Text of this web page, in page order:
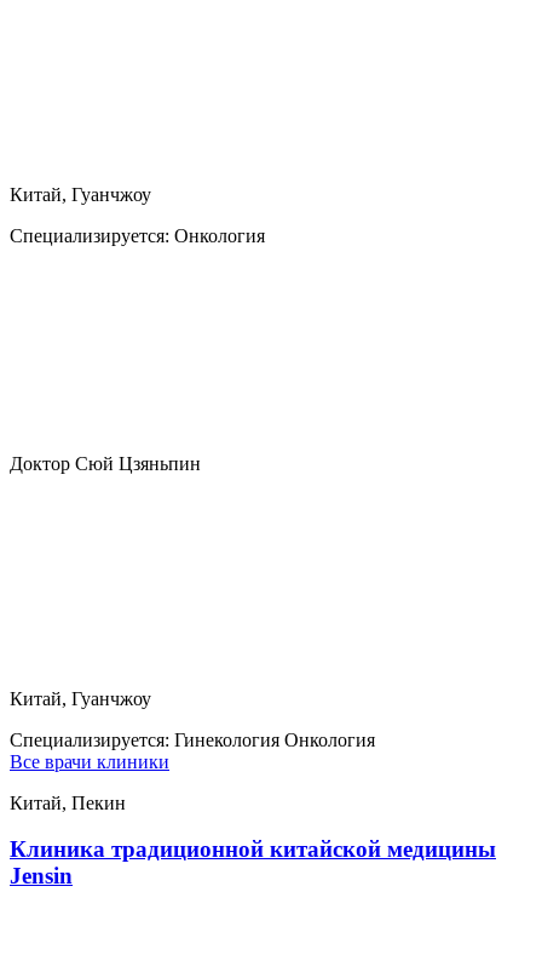
Китай, Гуанчжоу
Специализируется: Онкология
Доктор Сюй Цзяньпин
Китай, Гуанчжоу
Специализируется: Гинекология Онкология
Все врачи клиники
Китай, Пекин
Клиника традиционной китайской медицины
Jensin